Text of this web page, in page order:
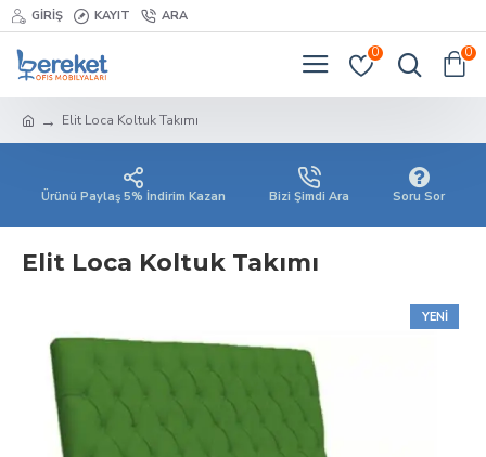
GIRIŞ KAYIT ARA
0 0
Elit Loca Koltuk Takımı
Ürünü Paylaş 5% İndirim Kazan Bizi Şimdi Ara Soru Sor
Elit Loca Koltuk Takımı
YENI